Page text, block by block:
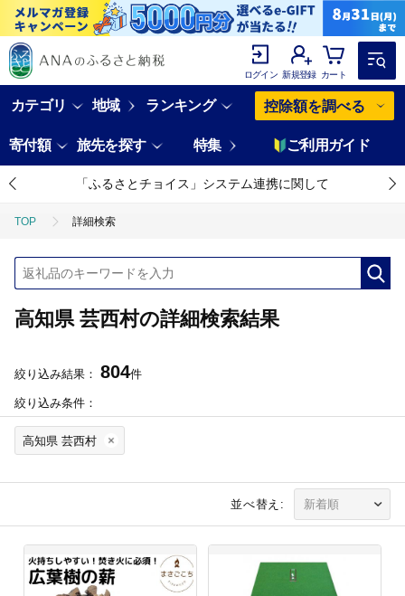
ログイン 新規登録 カート
カテゴリ 地域 ランキング 控除額を調べる
寄付額 旅先を探す 特集 ご利用ガイド
「ふるさとチョイス」システム連携に関して
TOP 詳細検索
高知県 芸西村の詳細検索結果
絞り込み結果： 804件
絞り込み条件：
高知県 芸西村
並べ替え: